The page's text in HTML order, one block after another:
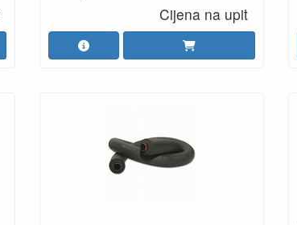
Cijena na upit